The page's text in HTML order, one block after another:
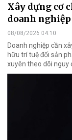
Xây dựng cơ
doanh nghiệp
08/08/2026 04:10
Doanh nghiệp cần
hữu trí tuệ đối sản
xuyên theo dõi nguy